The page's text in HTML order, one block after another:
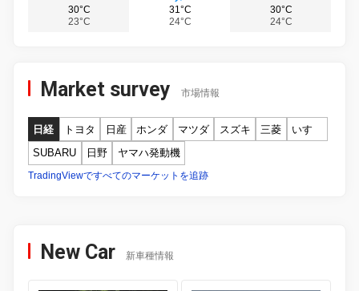
30°C
23°C
31°C
24°C
30°C
24°C
Market survey 市場情報
日経 トヨタ 日産 ホンダ マツダ スズキ 三菱
いすゞ
SUBARU
日野 ヤマハ発動機
TradingViewですべてのマーケットを追跡
New Car 新車種情報